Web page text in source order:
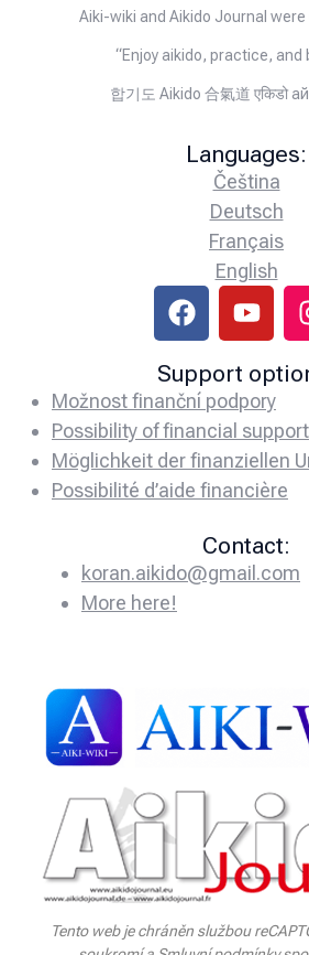
Aiki-wiki and Aikido Journal were
“Enjoy aikido, practice, and
Languages:
Čeština
Deutsch
Français
English
Support
Možnost finanční podpory
Possibility of financial support
Möglichkeit der finanziellen
Possibilité d’aide financière
Contact:
koran.aikido@gmail.com
More here!
Tento web je chráněn službou